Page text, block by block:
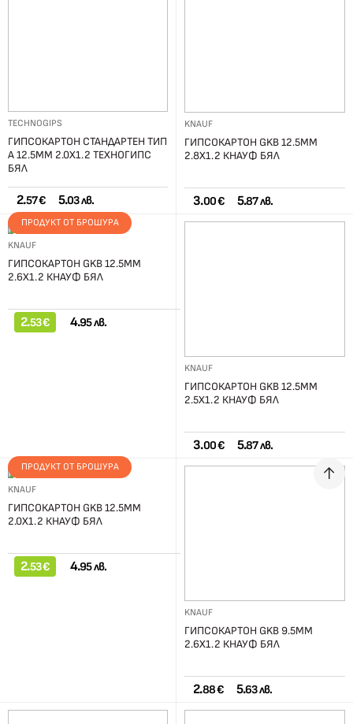
TECHNOGIPS
ГИПСОКАРТОН СТАНДАРТЕН ТИП
A 12.5ММ 2.0Х1.2 ТЕХНОГИПС
БЯЛ
2.57 € 5.03 лв.
KNAUF
ГИПСОКАРТОН GKB 12.5ММ
2.8Х1.2 КНАУФ БЯЛ
3.00 € 5.87 лв.
ПРОДУКТ ОТ БРОШУРА
KNAUF
ГИПСОКАРТОН GKB 12.5ММ
2.6Х1.2 КНАУФ БЯЛ
2.53 € 4.95 лв.
KNAUF
ГИПСОКАРТОН GKB 12.5ММ
2.5Х1.2 КНАУФ БЯЛ
3.00 € 5.87 лв.
ПРОДУКТ ОТ БРОШУРА
KNAUF
ГИПСОКАРТОН GKB 12.5ММ
2.0Х1.2 КНАУФ БЯЛ
2.53 € 4.95 лв.
KNAUF
ГИПСОКАРТОН GKB 9.5ММ
2.6Х1.2 КНАУФ БЯЛ
2.88 € 5.63 лв.